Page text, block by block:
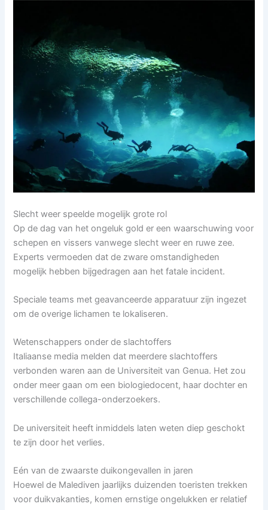
Slecht weer speelde mogelijk grote rol
Op de dag van het ongeluk gold er een waarschuwing voor
schepen en vissers vanwege slecht weer en ruwe zee.
Experts vermoeden dat de zware omstandigheden
mogelijk hebben bijgedragen aan het fatale incident.
Speciale teams met geavanceerde apparatuur zijn ingezet
om de overige lichamen te lokaliseren.
Wetenschappers onder de slachtoffers
Italiaanse media melden dat meerdere slachtoffers
verbonden waren aan de Universiteit van Genua. Het zou
onder meer gaan om een biologiedocent, haar dochter en
verschillende collega-onderzoekers.
De universiteit heeft inmiddels laten weten diep geschokt
te zijn door het verlies.
Eén van de zwaarste duikongevallen in jaren
Hoewel de Malediven jaarlijks duizenden toeristen trekken
voor duikvakanties, komen ernstige ongelukken er relatief